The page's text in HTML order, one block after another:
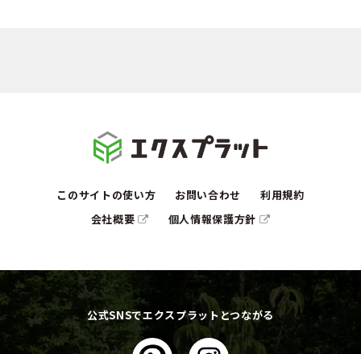
このサイトの使い方 お問い合わせ
利用規約
会社概要
個人情報保護方針
公式SNSでエクスプラットとつながる